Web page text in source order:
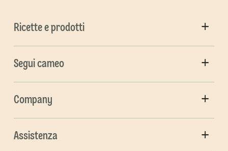
Ricette e prodotti
Segui cameo
Company
Assistenza